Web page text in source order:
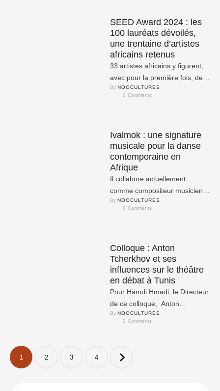
SEED Award 2024 : les
100 lauréats dévoilés,
une trentaine d’artistes
africains retenus
33 artistes africains y figurent,
avec pour la première fois, des
artistes du Bénin et de la
By NOOCULTURES
0 Comments
Ivalmok : une signature
musicale pour la danse
contemporaine en
Afrique
Il collabore actuellement
comme compositeur musicien à
Spiritual Biatch, une
By NOOCULTURES
0 Comments
Colloque : Anton
Tcherkhov et ses
influences sur le théâtre
en débat à Tunis
Pour Hamdi Hmadi, le Directeur
de ce colloque, Anton
Tchekhov (17 janvier 1860 – 15
By NOOCULTURES
0 Comments
1 2 3 4